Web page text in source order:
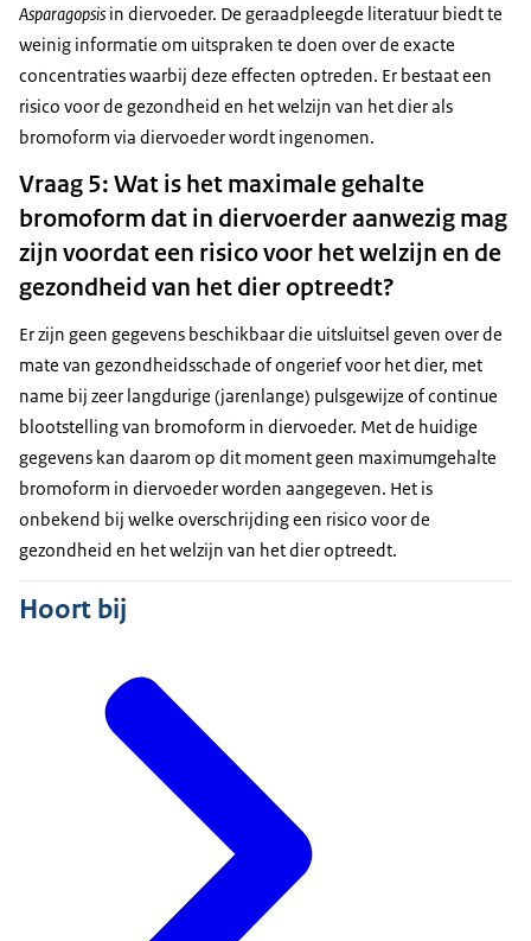
Asparagopsis in diervoeder. De geraadpleegde literatuur biedt te
weinig informatie om uitspraken te doen over de exacte
concentraties waarbij deze effecten optreden. Er bestaat een
risico voor de gezondheid en het welzijn van het dier als
bromoform via diervoeder wordt ingenomen.
Vraag 5: Wat is het maximale gehalte
bromoform dat in diervoerder aanwezig mag
zijn voordat een risico voor het welzijn en de
gezondheid van het dier optreedt?
Er zijn geen gegevens beschikbaar die uitsluitsel geven over de
mate van gezondheidsschade of ongerief voor het dier, met
name bij zeer langdurige (jarenlange) pulsgewijze of continue
blootstelling van bromoform in diervoeder. Met de huidige
gegevens kan daarom op dit moment geen maximumgehalte
bromoform in diervoeder worden aangegeven. Het is
onbekend bij welke overschrijding een risico voor de
gezondheid en het welzijn van het dier optreedt.
Hoort bij